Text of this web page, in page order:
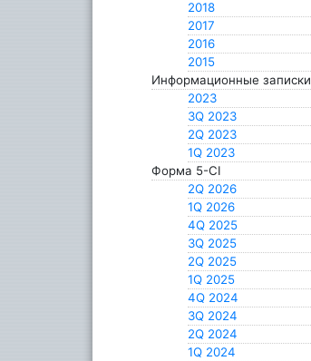
2018
2017
2016
2015
Информационные записки
2023
3Q 2023
2Q 2023
1Q 2023
Форма 5-CI
2Q 2026
1Q 2026
4Q 2025
3Q 2025
2Q 2025
1Q 2025
4Q 2024
3Q 2024
2Q 2024
1Q 2024